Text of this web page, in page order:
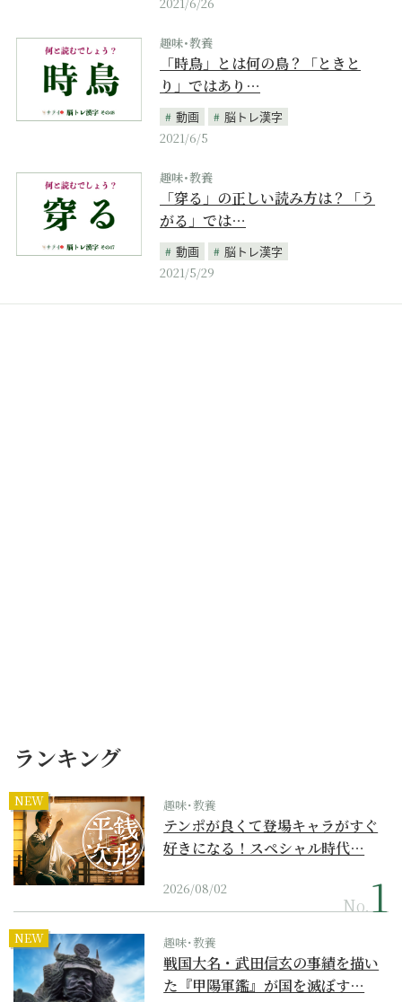
趣味･教養
「時鳥」とは何の鳥？「ときと
り」ではあり…
動画
脳トレ漢字
2021/6/5
趣味･教養
「穿る」の正しい読み方は？「う
がる」では…
動画
脳トレ漢字
2021/5/29
ランキング
NEW 趣味･教養
テンポが良くて登場キャラがすぐ
好きになる！スペシャル時代…
2026/08/02
No.
NEW 趣味･教養
戦国大名・武田信玄の事績を描い
た『甲陽軍鑑』が国を滅ぼす…